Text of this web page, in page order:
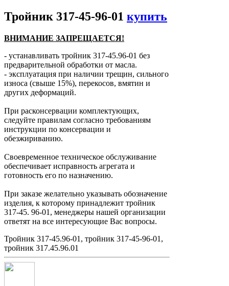
Тройник 317-45-96-01 купить
ВНИМАНИЕ ЗАПРЕЩАЕТСЯ!
- устанавливать тройник 317-45.96-01 без
предварительной обработки от масла.
- эксплуатация при наличии трещин, сильного
износа (свыше 15%), перекосов, вмятин и
других деформаций.
При расконсервации комплектующих,
следуйте правилам согласно требованиям
инструкции по консервации и
обезжириванию.
Своевременное техническое обслуживание
обеспечивает исправность агрегата и
готовность его по назначению.
При заказе желательно указывать обозначение
изделия, к которому принадлежит тройник
317-45. 96-01, менеджеры нашей организации
ответят на все интересующие Вас вопросы.
Тройник 317-45.96-01, тройник 317-45-96-01,
тройник 317.45.96.01